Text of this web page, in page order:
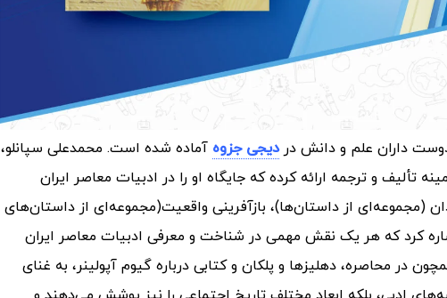
داران علم و دانش دردیجی جزوه آماده شده است. محمدعلی سپانلو،
تألیف و ترجمه ارائه کرده که جایگاه او را در ادبیات معاصر ایران
(مجموعه‌ای از داستان‌ها)، بازآفرینی واقعیت(مجموعه‌ای از داستان‌های
کرد که هر یک نقش مهمی در شناخت و معرفی ادبیات معاصر ایران
در محاصره، دهلیزها و پلکان و کتابی درباره گیوم آپولینر، به غنای